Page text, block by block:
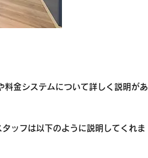
金システムについて詳しく説明があ
ッフは以下のように説明してくれま